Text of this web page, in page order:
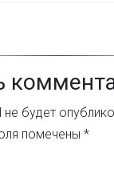
будет
помечены *